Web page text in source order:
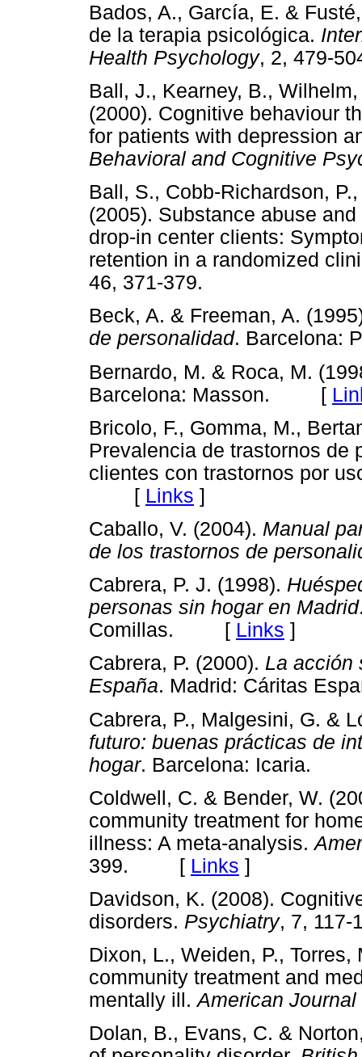
Bados, A., García, E. &
de la terapia psicológica.
Health Psychology, 2,
Ball, J., Kearney, B.,
(2000). Cognitive behaviour
for patients with depression
Behavioral and Cognitive
Ball, S., Cobb-Richardson,
(2005). Substance abuse
drop-in center clients:
retention in a randomized
46, 371-379.
Beck, A. & Freeman, A.
de personalidad.
Bernardo, M. & Roca, M.
Barcelona: Masson. [
Bricolo, F., Gomma, M.,
Prevalencia de trastornos de
clientes con trastornos por
[ Links ]
Caballo, V. (2004). Manual
de los trastornos de
Cabrera, P. J. (1998).
personas sin hogar en Madrid
Comillas. [ Links ]
Cabrera, P. (2000). La acción
España. Madrid: Cáritas
Cabrera, P., Malgesini, G. &
futuro: buenas prácticas de
hogar. Barcelona:
Coldwell, C. & Bender, W.
community treatment for
illness: A meta-analysis.
399. [ Links ]
Davidson, K. (2008).
disorders. Psychiatry, 7,
Dixon, L., Weiden, P.,
community treatment and
mentally ill.American
Dolan, B., Evans, C. &